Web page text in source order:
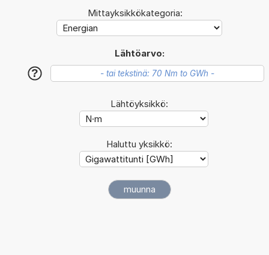
Mittayksikkökategoria:
Lähtöarvo:
?
Lähtöyksikkö:
Haluttu yksikkö: